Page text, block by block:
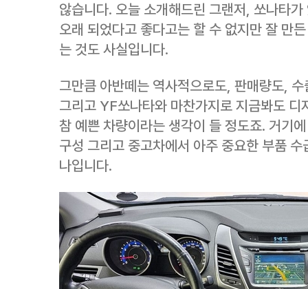
않습니다. 오늘 소개해드린 그랜저, 쏘나타
오래 되었다고 좋다고는 할 수 없지만 잘 만
는 것도 사실입니다.
그만큼 아반떼는 역사적으로도, 판매량도,
그리고 YF쏘나타와 마찬가지로 지금봐도 디
참 예쁜 차량이라는 생각이 들 정도죠. 거기
구성 그리고 중고차에서 아주 중요한 부품
나입니다.